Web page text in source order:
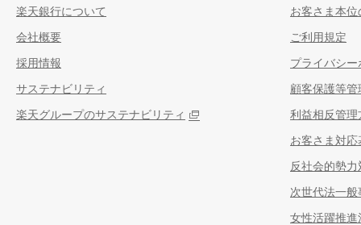
楽天銀行について
会社概要
採用情報
サステナビリティ
楽天グループのサステナビリティ
お客さま本
ご利用規定
プライバシー
顧客保護等管
利益相反管理
お客さま対応
反社会的勢
次世代法一
女性活躍推